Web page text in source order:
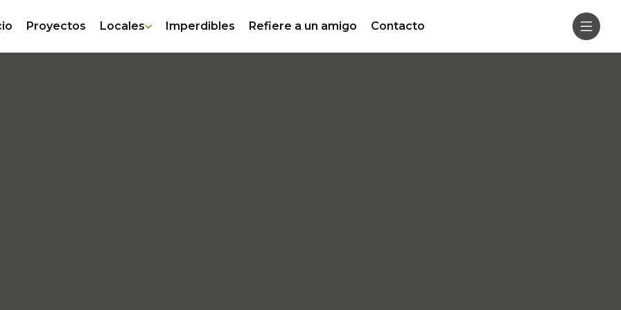
Proyectos Locales Imperdibles Refiere a un amigo Contacto